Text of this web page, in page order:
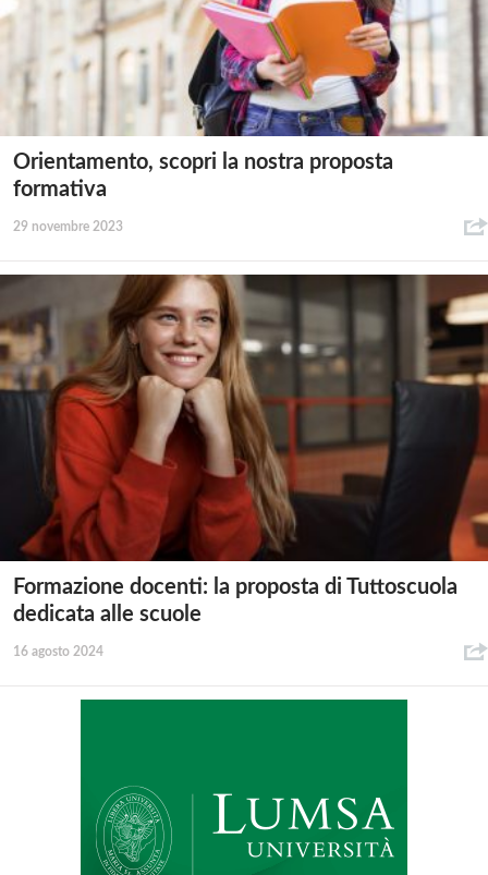
Orientamento, scopri la nostra proposta
formativa
29 novembre 2023
Formazione docenti: la proposta di Tuttoscuola
dedicata alle scuole
16 agosto 2024